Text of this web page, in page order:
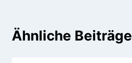
Ähnliche Beiträge